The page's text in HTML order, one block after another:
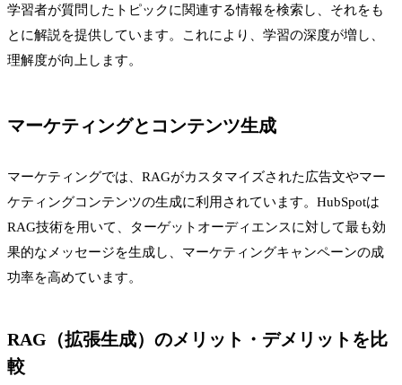
学習者が質問したトピックに関連する情報を検索し、それをも
とに解説を提供しています。これにより、学習の深度が増し、
理解度が向上します。
マーケティングとコンテンツ生成
マーケティングでは、RAGがカスタマイズされた広告文やマー
ケティングコンテンツの生成に利用されています。HubSpotは
RAG技術を用いて、ターゲットオーディエンスに対して最も効
果的なメッセージを生成し、マーケティングキャンペーンの成
功率を高めています。
RAG（拡張生成）のメリット・デメリットを比
較